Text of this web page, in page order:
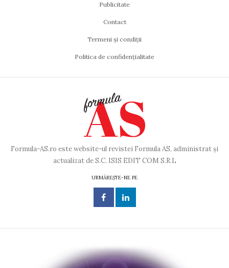
Publicitate
Contact
Termeni și condiții
Politica de confidențialitate
Formula-AS.ro este website-ul revistei Formula AS, administrat și
actualizat de S.C. ISIS EDIT COM S.R.L
URMĂREȘTE-NE PE